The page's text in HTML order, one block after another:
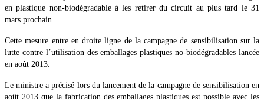
en plastique non-biodégradable à les retirer du circuit au plus tard le 31
mars prochain.
Cette mesure entre en droite ligne de la campagne de sensibilisation sur la
lutte contre l’utilisation des emballages plastiques no-biodégradables lancée
en août 2013.
Le ministre a précisé lors du lancement de la campagne de sensibilisation en
août 2013 que la fabrication des emballages plastiques est possible avec les